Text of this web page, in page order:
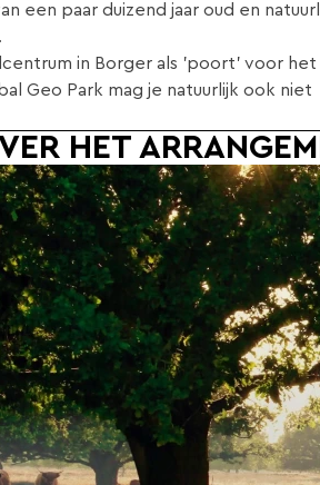
een paar duizend jaar oud en
in Borger als 'poort' voor het
Geo Park mag je natuurlijk ook niet
HET